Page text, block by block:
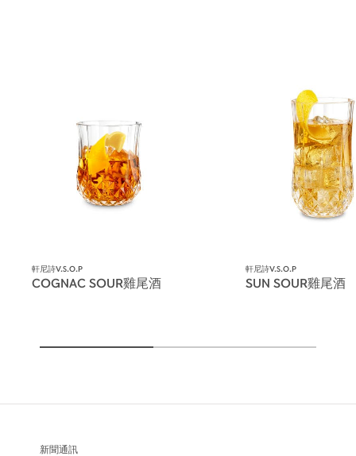
軒尼詩V.S.O.P
COGNAC SOUR雞尾酒
軒尼詩V.S.O.P
SUN SOUR雞尾酒
新聞通訊